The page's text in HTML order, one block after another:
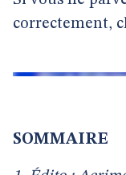
correctement,
SOMMAIRE